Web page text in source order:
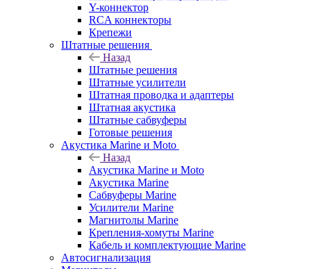
Y-коннектор
RCA коннекторы
Крепежи
Штатные решения
Назад
Штатные решения
Штатные усилители
Штатная проводка и адаптеры
Штатная акустика
Штатные сабвуферы
Готовые решения
Акустика Marine и Moto
Назад
Акустика Marine и Moto
Акустика Marine
Сабвуферы Marine
Усилители Marine
Магнитолы Marine
Крепления-хомуты Marine
Кабель и комплектующие Marine
Автосигнализация